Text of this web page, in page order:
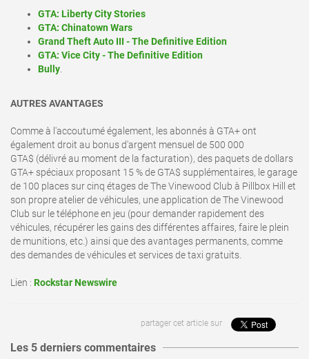
GTA: Liberty City Stories
GTA: Chinatown Wars
Grand Theft Auto III - The Definitive Edition
GTA: Vice City - The Definitive Edition
Bully
AUTRES AVANTAGES
Comme à l'accoutumé également, les abonnés à GTA+ ont
également droit au bonus d'argent mensuel de 500 000
GTA$ (délivré au moment de la facturation), des paquets de dollars
GTA+ spéciaux proposant 15 % de GTA$ supplémentaires, le garage
de 100 places sur cinq étages de The Vinewood Club à Pillbox Hill et
son propre atelier de véhicules, une application de The Vinewood
Club sur le téléphone en jeu (pour demander rapidement des
véhicules, récupérer les gains des différentes affaires, faire le plein
de munitions, etc.) ainsi que des avantages permanents, comme
des demandes de véhicules et services de taxi gratuits.
Lien : Rockstar Newswire
partager cet article sur
Les 5 derniers commentaires